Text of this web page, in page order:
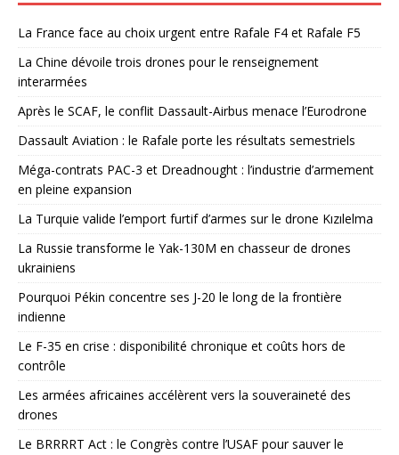
La France face au choix urgent entre Rafale F4 et Rafale F5
La Chine dévoile trois drones pour le renseignement
interarmées
Après le SCAF, le conflit Dassault-Airbus menace l’Eurodrone
Dassault Aviation : le Rafale porte les résultats semestriels
Méga-contrats PAC-3 et Dreadnought : l’industrie d’armement
en pleine expansion
La Turquie valide l’emport furtif d’armes sur le drone Kızılelma
La Russie transforme le Yak-130M en chasseur de drones
ukrainiens
Pourquoi Pékin concentre ses J-20 le long de la frontière
indienne
Le F-35 en crise : disponibilité chronique et coûts hors de
contrôle
Les armées africaines accélèrent vers la souveraineté des
drones
Le BRRRRT Act : le Congrès contre l’USAF pour sauver le